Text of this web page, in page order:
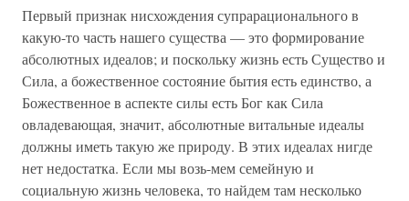
Первый признак нисхождения супрарационального в
какую-то часть нашего существа — это формирование
абсолютных идеалов; и поскольку жизнь есть Существо и
Сила, а божественное состояние бытия есть единство, а
Божественное в аспекте силы есть Бог как Сила
овладевающая, значит, абсолютные витальные идеалы
должны иметь такую же природу. В этих идеалах нигде
нет недостатка. Если мы возь-мем семейную и
социальную жизнь человека, то найдем там несколько